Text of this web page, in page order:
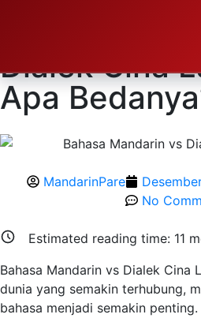
Dialek Cina
Apa
MandarinPare
No
Estimated reading time: 11
Bahasa Mandarin vs Dialek Cina
dunia yang semakin terhubung,
bahasa menjadi semakin